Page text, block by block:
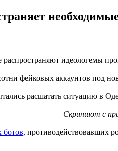
распространяют идеологемы
фейковых аккаунтов под
расшатать ситуацию в
Скриншот с
ботов, противодействовавших